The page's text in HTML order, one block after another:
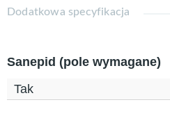
Dodatkowa specyfikacja
Sanepid (pole wymagane)
Tak